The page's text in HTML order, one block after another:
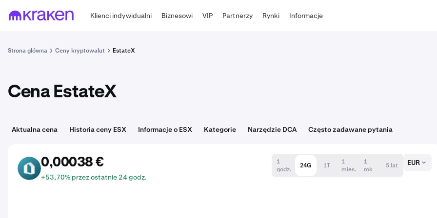
Klienci indywidualni Biznesowi VIP Partnerzy Rynki Informacje
Strona główna Ceny kryptowalut EstateX
Cena EstateX
Aktualna cena Historia ceny ESX Informacje o ESX Kategorie Narzędzie DCA Często zadawane pytania
0,00038 €
+53,70% przez ostatnie 24 godz.
1
godz.
24G 1T
1
mies.
1
rok
5 lat EUR